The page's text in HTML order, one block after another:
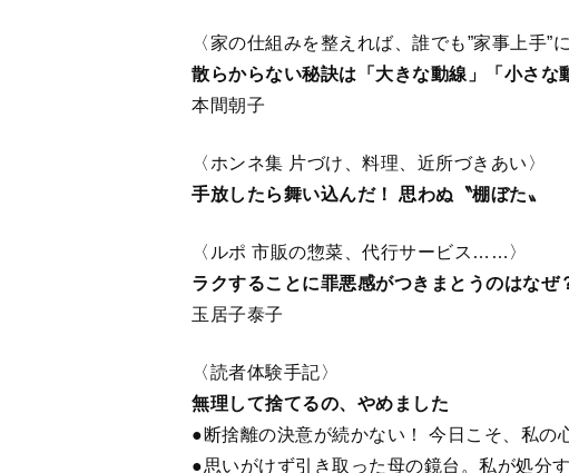
〈家の仕組みを整えれば、誰でも”家事上手”に
散らからない秘訣は「大きな動線」「小さな
本間朝子
〈ホンネ集 片づけ、料理、近所づきあい〉
手放したら舞い込んだ！ 思わぬ〝棚ぼた〟
〈ルポ 市販の惣菜、代行サービス……〉
ラクすることに罪悪感がつきまとうのはなぜ
玉居子泰子
〈読者体験手記〉
無理して捨てるの、やめました
●断捨離の決意が続かない！ 今日こそ、私の
●思いがけず引き取った母の鏡台。私が処分